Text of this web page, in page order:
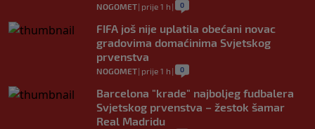
NOGOMET| prije 1 h | 0
FIFA još nije uplatila obećani novac
gradovima domaćinima Svjetskog
prvenstva
NOGOMET| prije 1 h | 0
Barcelona "krade" najboljeg fudbalera
Svjetskog prvenstva – žestok šamar
Real Madridu